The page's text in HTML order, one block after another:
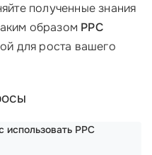
полученные знания
образом PPC
для роста вашего
PPC